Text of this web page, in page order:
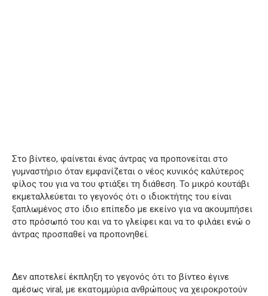
Στο βίντεο, φαίνεται ένας άντρας να προπονείται στο
γυμναστήριο όταν εμφανίζεται ο νέος κυνικός καλύτερος
φίλος του για να του φτιάξει τη διάθεση. Το μικρό κουτάβι
εκμεταλλεύεται το γεγονός ότι ο ιδιοκτήτης του είναι
ξαπλωμένος στο ίδιο επίπεδο με εκείνο για να ακουμπήσει
στο πρόσωπό του και να το γλείφει και να το φιλάει ενώ ο
άντρας προσπαθεί να προπονηθεί.
Δεν αποτελεί έκπληξη το γεγονός ότι το βίντεο έγινε
αμέσως viral, με εκατομμύρια ανθρώπους να χειροκροτούν